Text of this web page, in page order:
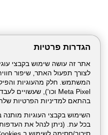
הגדרות פרטיות
לצורך תפעול האתר, שיפור
בהתאם למדיניות הפרטיות
השימוש בקבצי העוגיות
בכל עת. (ניתן לנהל את